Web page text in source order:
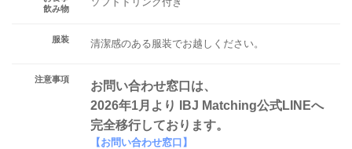
飲み物
服装 清潔感のある服装でお越しください。
注意事項
お問い合わせ窓口は、
2026年1月より IBJ Matching公式LINEへ
完全移行しております。
【お問い合わせ窓口】